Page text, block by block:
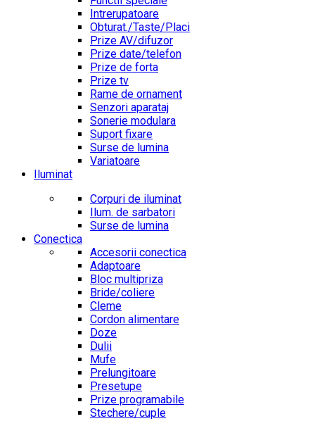
Intrerupatoare
Obturat./Taste/Placi
Prize AV/difuzor
Prize date/telefon
Prize de forta
Prize tv
Rame de ornament
Senzori aparataj
Sonerie modulara
Suport fixare
Surse de lumina
Variatoare
Iluminat
Corpuri de iluminat
Ilum. de sarbatori
Surse de lumina
Conectica
Accesorii conectica
Adaptoare
Bloc multipriza
Bride/coliere
Cleme
Cordon alimentare
Doze
Dulii
Mufe
Prelungitoare
Presetupe
Prize programabile
Stechere/cuple